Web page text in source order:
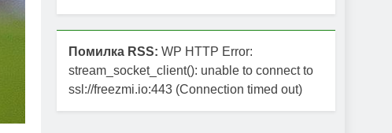
Помилка RSS: WP HTTP Error:
stream_socket_client(): unable to connect to
ssl://freezmi.io:443 (Connection timed out)